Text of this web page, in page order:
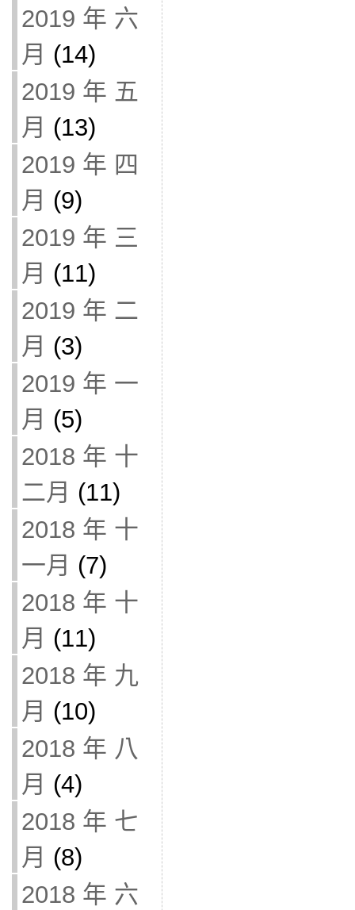
2019 年 六
月 (14)
2019 年 五
月 (13)
2019 年 四
月 (9)
2019 年 三
月 (11)
2019 年 二
月 (3)
2019 年 一
月 (5)
2018 年 十
二月 (11)
2018 年 十
一月 (7)
2018 年 十
月 (11)
2018 年 九
月 (10)
2018 年 八
月 (4)
2018 年 七
月 (8)
2018 年 六